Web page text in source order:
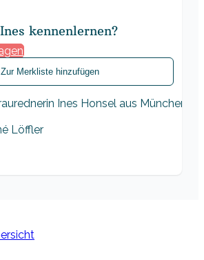
kennenlernen?
Zur Merkliste hinzufügen
Löffler